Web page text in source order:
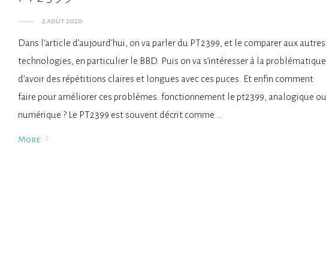
2 août 2020
Dans l’article d’aujourd’hui, on va parler du PT2399, et le comparer aux autres
technologies, en particulier le BBD. Puis on va s’intéresser à la problématique
d’avoir des répétitions claires et longues avec ces puces. Et enfin comment
faire pour améliorer ces problèmes. fonctionnement le pt2399, analogique ou
numérique ? Le PT2399 est souvent décrit comme …
More